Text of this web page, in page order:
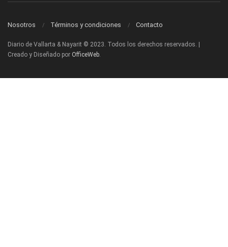
Nosotros Términos y condiciones Contacto
Diario de Vallarta & Nayarit © 2023. Todos los derechos reservados. |
Creado y Diseñado por OfficeWeb.